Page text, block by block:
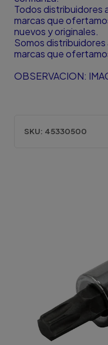
Todos distribuidores
marcas que
nuevos y originales.
Somos
marcas que
OBSERVACION:
SKU: 45330500